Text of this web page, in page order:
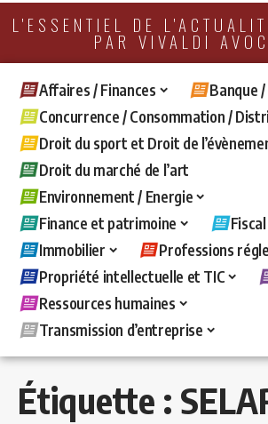
L'ESSENTIEL DE
PAR VIVALDI
Affaires / Finances
Banque
Concurrence / Consommation /
Droit du sport et Droit de
Droit du marché de l’art
Environnement / Energie
Finance et patrimoine
Fiscal
Immobilier
Professions
Propriété intellectuelle et TIC
Ressources humaines
Transmission d’entreprise
Étiquette :